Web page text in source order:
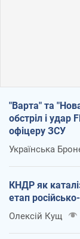
"Варта" та
обстріл і удар
офіцеру ЗСУ
Українська
КНДР як
етап
Олексій Кущ